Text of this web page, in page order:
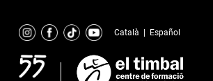
content
Català Español